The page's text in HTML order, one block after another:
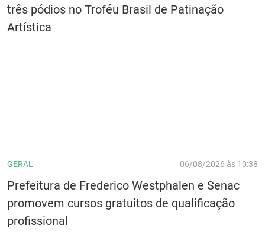
três pódios no Troféu Brasil de Patinação
Artística
GERAL 06/08/2026 às 10:38
Prefeitura de Frederico Westphalen e Senac
promovem cursos gratuitos de qualificação
profissional